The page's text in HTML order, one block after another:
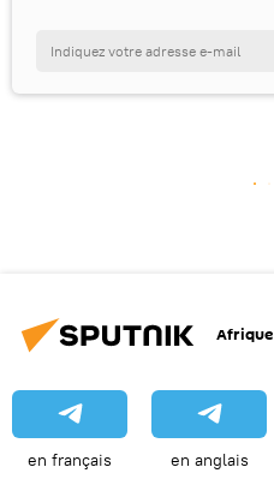
Afrique
en français en anglais